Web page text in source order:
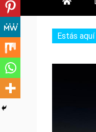
Estás aquí